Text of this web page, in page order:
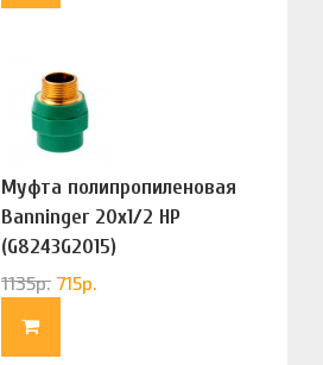
Муфта полипропиленовая
Banninger 20х1/2 НР
(G8243G2015)
1135р. 715р.